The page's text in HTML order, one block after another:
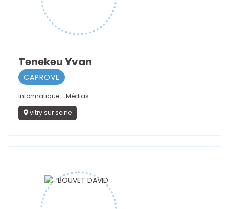
Tenekeu Yvan
CAPROVE
Informatique - Médias
vitry sur seine